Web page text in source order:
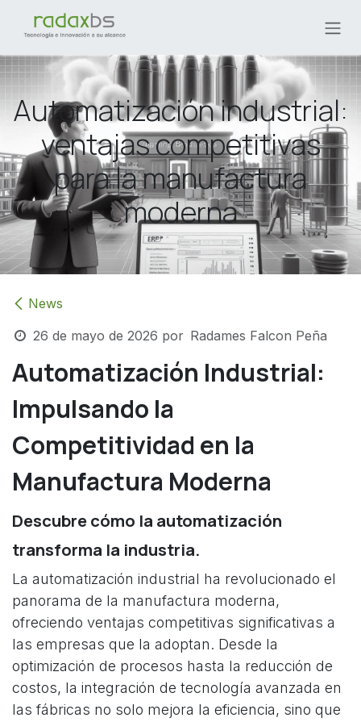
Ir al contenido
Automatización industrial:
ventajas competitivas
para la manufactura
moderna
News
26 de mayo de 2026 por Radames Falcon Peña
Automatización Industrial:
Impulsando la
Competitividad en la
Manufactura Moderna
Descubre cómo la automatización
transforma la industria.
La automatización industrial ha revolucionado el
panorama de la manufactura moderna,
ofreciendo ventajas competitivas significativas a
las empresas que la adoptan. Desde la
optimización de procesos hasta la reducción de
costos, la integración de tecnología avanzada en
las fábricas no solo mejora la eficiencia, sino que